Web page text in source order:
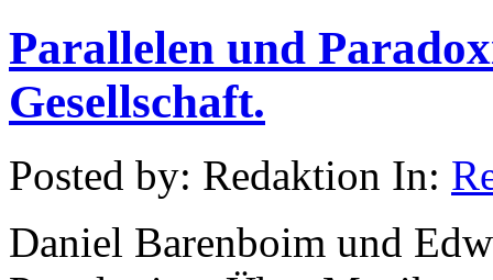
Parallelen und
Gesellschaft.
Posted by: Redaktion In:
Daniel Barenboim und